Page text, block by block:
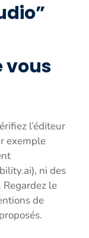
vous
l’éditeur
exemple
ni des
Regardez le
de